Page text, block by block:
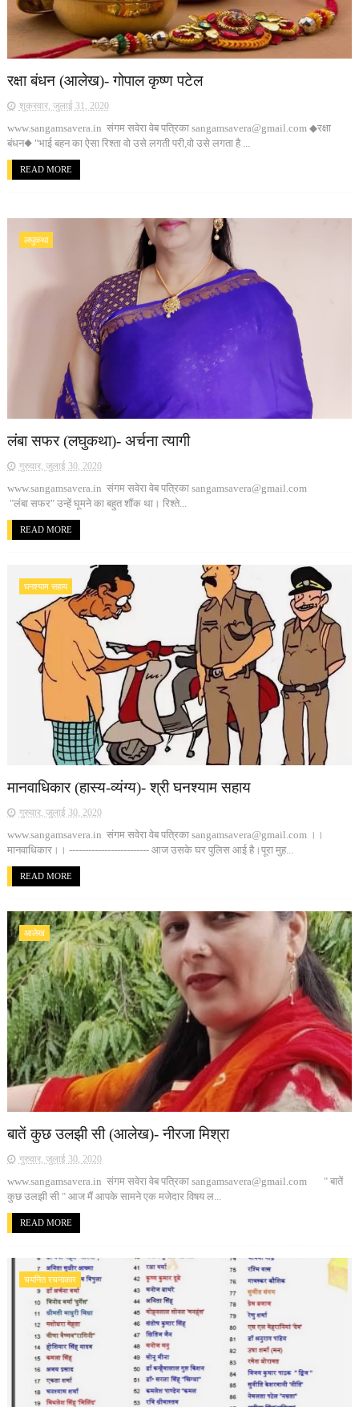
रक्षा बंधन (आलेख)- गोपाल कृष्ण पटेल
शुक्रवार, जुलाई 31, 2020
www.sangamsavera.in संगम सवेरा वेब पत्रिका sangamsavera@gmail.com ◆रक्षा
बंधन◆ "भाई बहन का ऐसा रिश्ता वो उसे लगती परी,वो उसे लगता है ...
READ MORE
लघुकथा
लंबा सफर (लघुकथा)- अर्चना त्यागी
गुरुवार, जुलाई 30, 2020
www.sangamsavera.in संगम सवेरा वेब पत्रिका sangamsavera@gmail.com
"लंबा सफर" उन्हें घूमने का बहुत शौंक था। रिश्ते...
READ MORE
घनश्याम सहाय
मानवाधिकार (हास्य-व्यंग्य)- श्री घनश्याम सहाय
गुरुवार, जुलाई 30, 2020
www.sangamsavera.in संगम सवेरा वेब पत्रिका sangamsavera@gmail.com ।।
मानवाधिकार।। ------------------------- आज उसके घर पुलिस आई है।पूरा मुह...
READ MORE
आलेख
बातें कुछ उलझी सी (आलेख)- नीरजा मिश्रा
गुरुवार, जुलाई 30, 2020
www.sangamsavera.in संगम सवेरा वेब पत्रिका sangamsavera@gmail.com " बातें
कुछ उलझी सी " आज मैं आपके सामने एक मजेदार विषय ल...
READ MORE
चयनित रचनाकार